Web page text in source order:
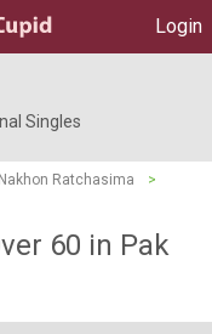
Login
Singles
Nakhon Ratchasima
>
60 in Pak